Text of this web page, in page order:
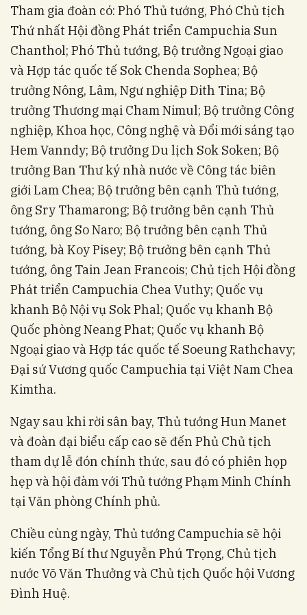
Tham gia đoàn có: Phó Thủ tướng, Phó Chủ tịch
Thứ nhất Hội đồng Phát triển Campuchia Sun
Chanthol; Phó Thủ tướng, Bộ trưởng Ngoại giao
và Hợp tác quốc tế Sok Chenda Sophea; Bộ
trưởng Nông, Lâm, Ngư nghiệp Dith Tina; Bộ
trưởng Thương mại Cham Nimul; Bộ trưởng Công
nghiệp, Khoa học, Công nghệ và Đổi mới sáng tạo
Hem Vanndy; Bộ trưởng Du lịch Sok Soken; Bộ
trưởng Ban Thư ký nhà nước về Công tác biên
giới Lam Chea; Bộ trưởng bên cạnh Thủ tướng,
ông Sry Thamarong; Bộ trưởng bên cạnh Thủ
tướng, ông So Naro; Bộ trưởng bên cạnh Thủ
tướng, bà Koy Pisey; Bộ trưởng bên cạnh Thủ
tướng, ông Tain Jean Francois; Chủ tịch Hội đồng
Phát triển Campuchia Chea Vuthy; Quốc vụ
khanh Bộ Nội vụ Sok Phal; Quốc vụ khanh Bộ
Quốc phòng Neang Phat; Quốc vụ khanh Bộ
Ngoại giao và Hợp tác quốc tế Soeung Rathchavy;
Đại sứ Vương quốc Campuchia tại Việt Nam Chea
Kimtha.
Ngay sau khi rời sân bay, Thủ tướng Hun Manet
và đoàn đại biểu cấp cao sẽ đến Phủ Chủ tịch
tham dự lễ đón chính thức, sau đó có phiên họp
hẹp và hội đàm với Thủ tướng Phạm Minh Chính
tại Văn phòng Chính phủ.
Chiều cùng ngày, Thủ tướng Campuchia sẽ hội
kiến Tổng Bí thư Nguyễn Phú Trọng, Chủ tịch
nước Võ Văn Thưởng và Chủ tịch Quốc hội Vương
Đình Huệ.